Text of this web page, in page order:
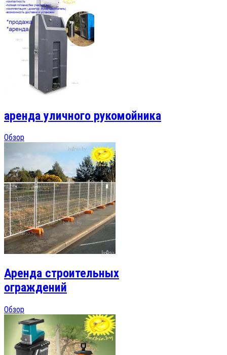
аренда уличного рукомойника
Обзор
Аренда строительных
ограждений
Обзор